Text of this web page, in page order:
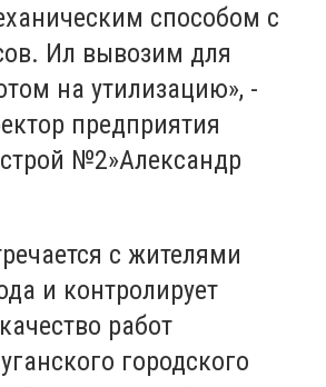
способом с
Ил вывозим для
на утилизацию», -
предприятия
№2»Александр
с жителями
и контролирует
работ
городского